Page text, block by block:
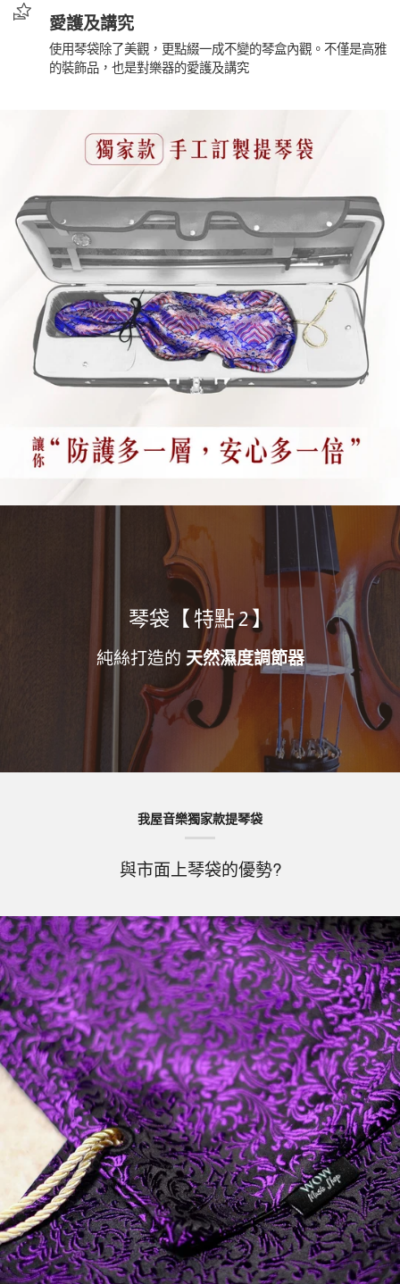
愛護及講究
使用琴袋除了美觀，更點綴一成不變的琴盒內觀。不僅是高雅
的裝飾品，也是對樂器的愛護及講究
琴袋【 特點 2 】
純絲打造的 天然濕度調節器
我屋音樂獨家款提琴袋
與市面上琴袋的優勢?